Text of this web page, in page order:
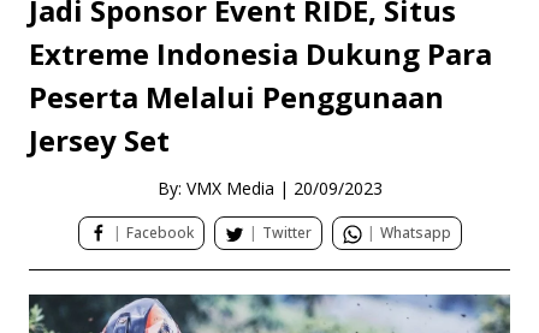
Jadi Sponsor Event RIDE, Situs
Extreme Indonesia Dukung Para
Peserta Melalui Penggunaan
Jersey Set
By: VMX Media | 20/09/2023
| Facebook | Twitter | Whatsapp